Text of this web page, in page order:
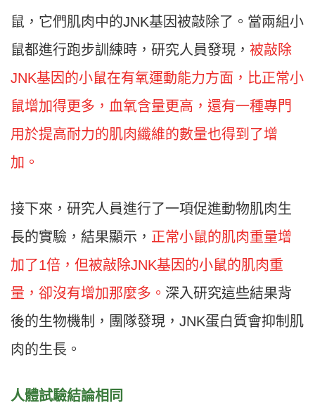
鼠，它們肌肉中的JNK基因被敲除了。當兩組小
鼠都進行跑步訓練時，研究人員發現， 被敲除
JNK基因的小鼠在有氧運動能力方面，比正常小
鼠增加得更多，血氧含量更高，還有一種專門
用於提高耐力的肌肉纖維的數量也得到了增
加。
接下來，研究人員進行了一項促進動物肌肉生
長的實驗，結果顯示， 正常小鼠的肌肉重量增
加了1倍，但被敲除JNK基因的小鼠的肌肉重
量，卻沒有增加那麼多。 深入研究這些結果背
後的生物機制，團隊發現，JNK蛋白質會抑制肌
肉的生長。
人體試驗結論相同